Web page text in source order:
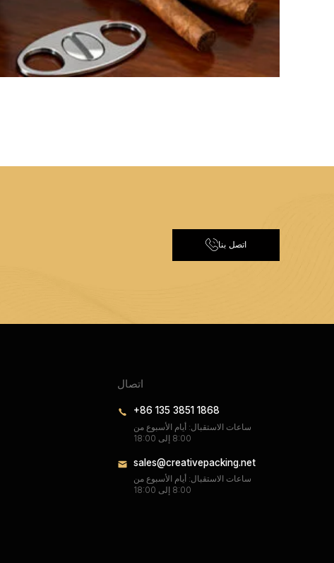
اتصل بنا
اتصال
+86 135 3851 1868
ساعات الاستقبال: أيام الأسبوع من
8:00 إلى 18:00
sales@creativepacking.net
ساعات الاستقبال: أيام الأسبوع من
8:00 إلى 18:00